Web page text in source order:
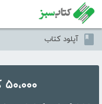
آپلود کتاب
۵۰،۰۰۰ کتاب در موبایل شما